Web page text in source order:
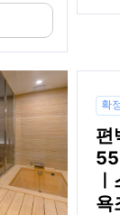
확정
편
욕